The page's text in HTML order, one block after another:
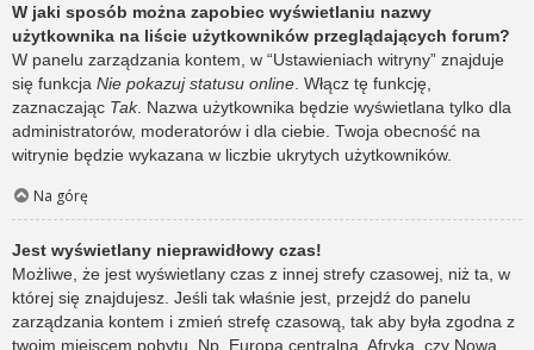
W jaki sposób można zapobiec wyświetlaniu nazwy
użytkownika na liście użytkowników przeglądających forum?
W panelu zarządzania kontem, w “Ustawieniach witryny” znajduje
się funkcja Nie pokazuj statusu online . Włącz tę funkcję,
zaznaczając Tak. Nazwa użytkownika będzie wyświetlana tylko dla
administratorów, moderatorów i dla ciebie. Twoja obecność na
witrynie będzie wykazana w liczbie ukrytych użytkowników.
Na górę
Jest wyświetlany nieprawidłowy czas!
Możliwe, że jest wyświetlany czas z innej strefy czasowej, niż ta, w
której się znajdujesz. Jeśli tak właśnie jest, przejdź do panelu
zarządzania kontem i zmień strefę czasową, tak aby była zgodna z
twoim miejscem pobytu. Np. Europa centralna, Afryka, czy Nowa